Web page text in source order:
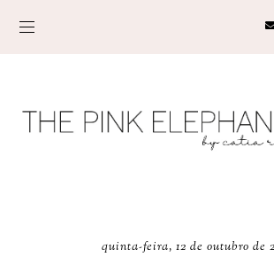
quinta-feira, 12 de outubro de